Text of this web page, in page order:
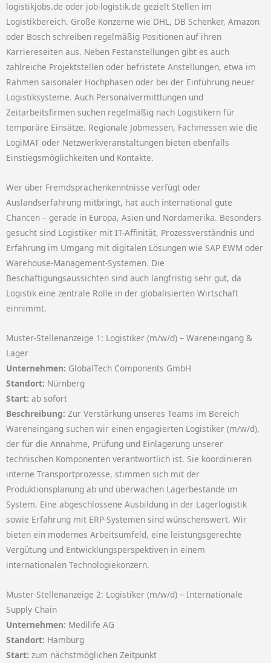
logistikjobs.de oder job-logistik.de gezielt Stellen im
Logistikbereich. Große Konzerne wie DHL, DB Schenker, Amazon
oder Bosch schreiben regelmäßig Positionen auf ihren
Karriereseiten aus. Neben Festanstellungen gibt es auch
zahlreiche Projektstellen oder befristete Anstellungen, etwa im
Rahmen saisonaler Hochphasen oder bei der Einführung neuer
Logistiksysteme. Auch Personalvermittlungen und
Zeitarbeitsfirmen suchen regelmäßig nach Logistikern für
temporäre Einsätze. Regionale Jobmessen, Fachmessen wie die
LogiMAT oder Netzwerkveranstaltungen bieten ebenfalls
Einstiegsmöglichkeiten und Kontakte.
Wer über Fremdsprachenkenntnisse verfügt oder
Auslandserfahrung mitbringt, hat auch international gute
Chancen – gerade in Europa, Asien und Nordamerika. Besonders
gesucht sind Logistiker mit IT-Affinität, Prozessverständnis und
Erfahrung im Umgang mit digitalen Lösungen wie SAP EWM oder
Warehouse-Management-Systemen. Die
Beschäftigungsaussichten sind auch langfristig sehr gut, da
Logistik eine zentrale Rolle in der globalisierten Wirtschaft
einnimmt.
Muster-Stellenanzeige 1: Logistiker (m/w/d) – Wareneingang &
Lager
Unternehmen: GlobalTech Components GmbH
Standort: Nürnberg
Start: ab sofort
Beschreibung: Zur Verstärkung unseres Teams im Bereich
Wareneingang suchen wir einen engagierten Logistiker (m/w/d),
der für die Annahme, Prüfung und Einlagerung unserer
technischen Komponenten verantwortlich ist. Sie koordinieren
interne Transportprozesse, stimmen sich mit der
Produktionsplanung ab und überwachen Lagerbestände im
System. Eine abgeschlossene Ausbildung in der Lagerlogistik
sowie Erfahrung mit ERP-Systemen sind wünschenswert. Wir
bieten ein modernes Arbeitsumfeld, eine leistungsgerechte
Vergütung und Entwicklungsperspektiven in einem
internationalen Technologiekonzern.
Muster-Stellenanzeige 2: Logistiker (m/w/d) – Internationale
Supply Chain
Unternehmen: Medilife AG
Standort: Hamburg
Start: zum nächstmöglichen Zeitpunkt